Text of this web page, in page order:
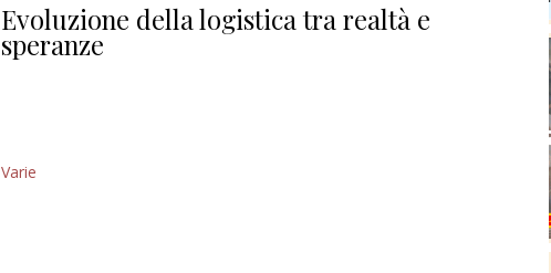
Evoluzione della logistica tra realtà e
speranze
Varie